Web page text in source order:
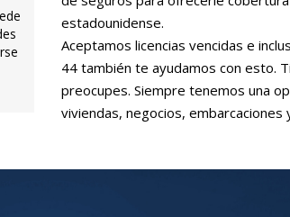
estadounidense.
Aceptamos licencias vencidas e
44 también te ayudamos con esto.
preocupes. Siempre tenemos una
viviendas, negocios,